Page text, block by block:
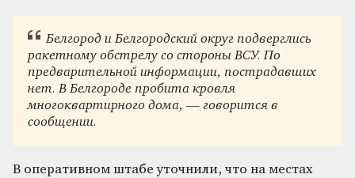
Белгород и Белгородский округ подверглись
ракетному обстрелу со стороны ВСУ. По
предварительной информации, пострадавших
нет. В Белгороде пробита кровля
многоквартирного дома, — говорится в
сообщении.
В оперативном штабе уточнили, что на местах